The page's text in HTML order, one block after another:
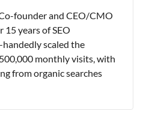
founder and CEO/CMO
years of SEO
handedly scaled the
monthly visits, with
from organic searches